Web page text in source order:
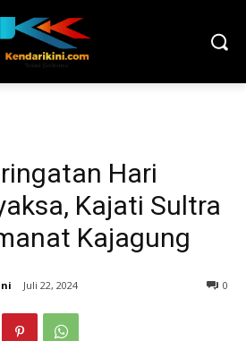
Hari
Kajati Sultra
Kajagung
Juli 22, 2024 0